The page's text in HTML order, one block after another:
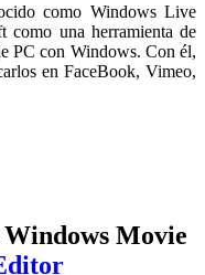
como Windows Live
como una herramienta de
PC con Windows. Con él,
en FaceBook, Vimeo,
Movie